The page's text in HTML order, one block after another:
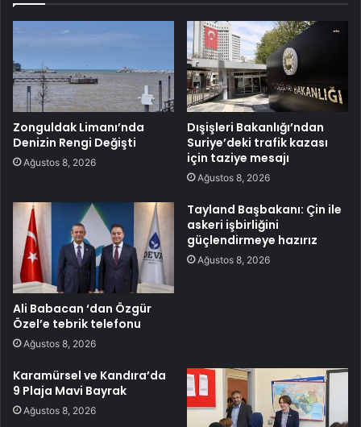
Zonguldak Limanı’nda
Denizin Rengi Değişti
Ağustos 8, 2026
Dışişleri Bakanlığı’ndan
Suriye’deki trafik kazası
için taziye mesajı
Ağustos 8, 2026
Ali Babacan ‘dan Özgür
Özel’e tebrik telefonu
Ağustos 8, 2026
Tayland Başbakanı: Çin ile
askeri işbirliğini
güçlendirmeye hazırız
Ağustos 8, 2026
Karamürsel ve Kandıra’da
9 Plaja Mavi Bayrak
Ağustos 8, 2026